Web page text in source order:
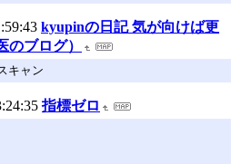
kyupinの日記 気が向けば更
のブログ）
キャン
指標ゼロ